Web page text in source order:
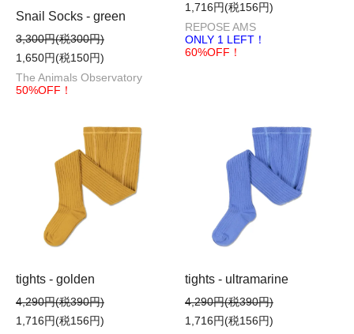
Snail Socks - green
3,300円(税300円)
1,650円(税150円)
The Animals Observatory
50%OFF！
1,716円(税156円)
REPOSE AMS
ONLY 1 LEFT！
60%OFF！
tights - golden
4,290円(税390円)
1,716円(税156円)
tights - ultramarine
4,290円(税390円)
1,716円(税156円)